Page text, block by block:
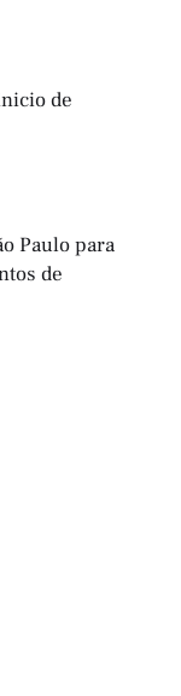
de
Paulo para
de